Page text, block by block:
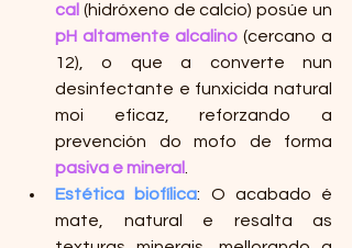
cal
pH altamente alcalino (cercano a
12), o que a converte nun
desinfectante e funxicida natural
moi eficaz, reforzando a
pasiva e mineral.
Estética biofílica: O acabado é
mate, natural e resalta as